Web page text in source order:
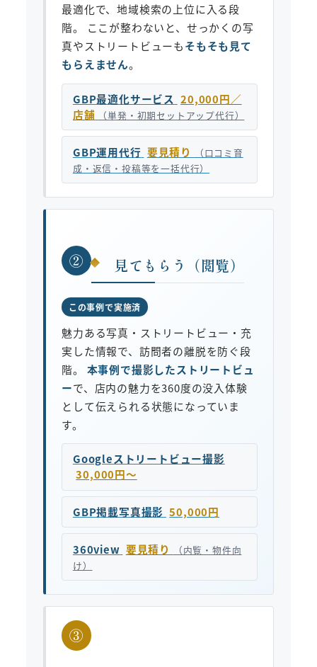
最適化で、地域検索の上位に入る段
階。 ここが整わないと、せっかくの写
真やストリートビューもそもそも見て
もらえません。
GBP最適化サービス 20,000円／
店舗
（単発・初期セットアップ代行）
GBP運用代行 要見積り
（口コミ育
成・返信・投稿等を一括代行）
② 見てもらう（閲覧）
この事例で実施済
魅力ある写真・ストリートビュー・充
実した情報で、訪問者の離脱を防ぐ段
階。 本事例で撮影したストリートビュ
ーで、店内の魅力を360度の没入体験
として伝えられる状態になっていま
す。
Googleストリートビュー撮影
30,000円〜
GBP掲載写真撮影 50,000円
360view 要見積り
（内覧・物件向
け）
③